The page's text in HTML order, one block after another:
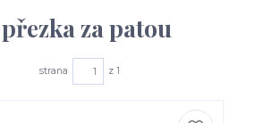
za patou
strana z 1